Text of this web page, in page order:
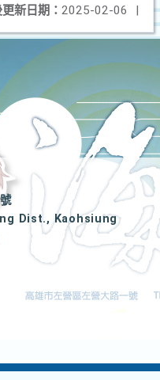
新日期： 2025-02-06 |
Dist., Kaohsiung